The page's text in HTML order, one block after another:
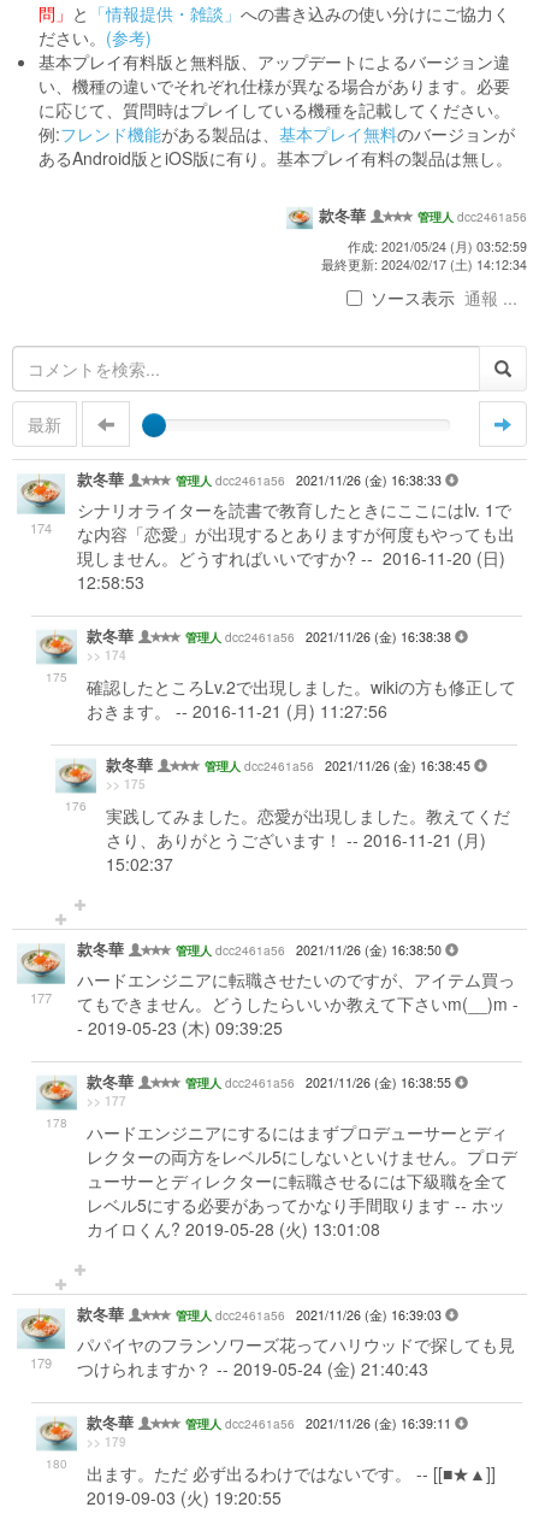
問」 と 「情報提供・雑談」への書き込みの使い分けにご協力く
ださい。 (参考)
基本プレイ有料版と無料版、アップデートによるバージョン違
い、機種の違いでそれぞれ仕様が異なる場合があります。必要
に応じて、質問時はプレイしている機種を記載してください。
例:フレンド機能がある製品は、基本プレイ無料のバージョンが
あるAndroid版とiOS版に有り。基本プレイ有料の製品は無し。
款冬華 管理人 dcc2461a56
作成: 2021/05/24 (月) 03:52:59
最終更新: 2024/02/17 (土) 14:12:34
ソース表示 通報 ...
最新
174
款冬華 管理人 dcc2461a56 2021/11/26 (金) 16:38:33
シナリオライターを読書で教育したときにここにはlv. 1で
な内容「恋愛」が出現するとありますが何度もやっても出
現しません。どうすればいいですか? -- 2016-11-20 (日)
12:58:53
175
款冬華 管理人 dcc2461a56 2021/11/26 (金) 16:38:38
>> 174
確認したところLv.2で出現しました。wikiの方も修正して
おきます。 -- 2016-11-21 (月) 11:27:56
176
款冬華 管理人 dcc2461a56 2021/11/26 (金) 16:38:45
>> 175
実践してみました。恋愛が出現しました。教えてくだ
さり、ありがとうございます！ -- 2016-11-21 (月)
15:02:37
177
款冬華 管理人 dcc2461a56 2021/11/26 (金) 16:38:50
ハードエンジニアに転職させたいのですが、アイテム買っ
てもできません。どうしたらいいか教えて下さいm(__)m -
- 2019-05-23 (木) 09:39:25
178
款冬華 管理人 dcc2461a56 2021/11/26 (金) 16:38:55
>> 177
ハードエンジニアにするにはまずプロデューサーとディ
レクターの両方をレベル5にしないといけません。プロデ
ューサーとディレクターに転職させるには下級職を全て
レベル5にする必要があってかなり手間取ります -- ホッ
カイロくん? 2019-05-28 (火) 13:01:08
179
款冬華 管理人 dcc2461a56 2021/11/26 (金) 16:39:03
パパイヤのフランソワーズ花ってハリウッドで探しても見
つけられますか？ -- 2019-05-24 (金) 21:40:43
180
款冬華 管理人 dcc2461a56 2021/11/26 (金) 16:39:11
>> 179
出ます。ただ 必ず出るわけではないです。 -- [[■★▲]]
2019-09-03 (火) 19:20:55